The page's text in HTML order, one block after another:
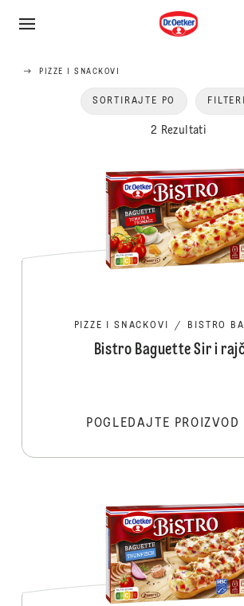
PIZZE I SNACKOVI
2 Rezultati
SORTIRAJTE PO FILTERI
PIZZE I SNACKOVI / BISTRO
Bistro Baguette Sir i
POGLEDAJTE PROIZVOD